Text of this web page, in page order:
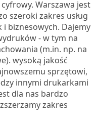
Warszawa jest
szeroki zakres usług
biznesowych. Dajemy
- w tym na
(m.in. np. na
wysoką jakość
sprzętowi,
innymi drukarkami
dla nas bardzo
zakres